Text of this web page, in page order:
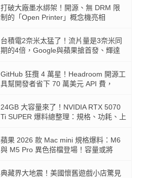
打破大廠墨水綁架！開源、無 DRM 限
制的「Open Printer」概念機亮相
台積電2奈米太猛了！流片量是3奈米同
期的4倍，Google與蘋果搶首發、輝達
GitHub 狂攬 4 萬星！Headroom 開源工
具幫開發者省下 70 萬美元 API 費，
24GB 大容量來了！NVIDIA RTX 5070
Ti SUPER 爆料總整理：規格、功耗、上
蘋果 2026 款 Mac mini 規格爆料：M6
與 M5 Pro 異色搭檔登場！容量或將
典藏界大地震！美國懷舊遊戲小店驚見